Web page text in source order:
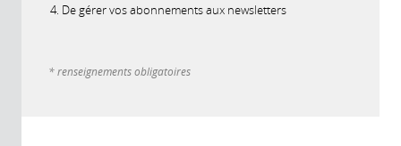
De gérer vos abonnements aux newsletters
* renseignements obligatoires